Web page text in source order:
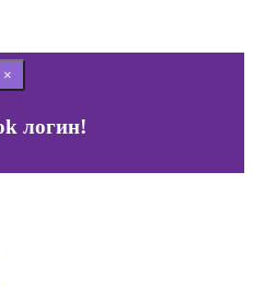
×
логин!